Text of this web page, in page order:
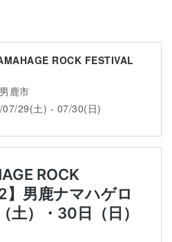
ROCK FESTIVAL
鹿市
07/29(土) - 07/30(日)